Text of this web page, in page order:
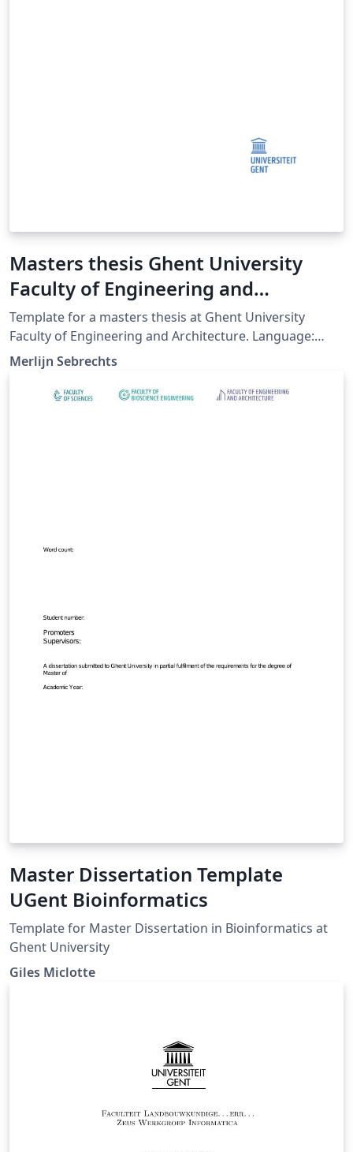
Masters thesis Ghent University
Faculty of Engineering and
Architecture
Template for a masters thesis at Ghent University
Faculty of Engineering and Architecture. Language:
Dutch (English comments) Make sure to set xelatex as
latex engine!
Merlijn Sebrechts
Master Dissertation Template
UGent Bioinformatics
Template for Master Dissertation in Bioinformatics at
Ghent University
Giles Miclotte